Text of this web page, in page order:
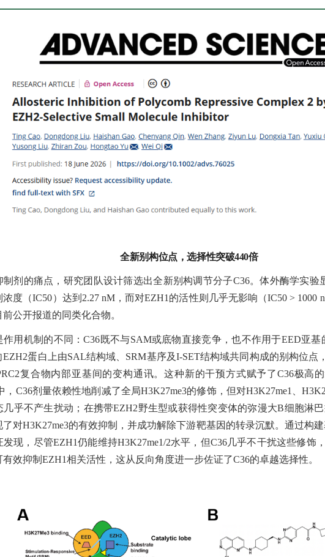
全新别构位点，选择性突破440倍
制剂的痛点，研究团队设计筛选出全新别构调节分子C36。体外酶学实验
度（IC50）达到2.27 nM，而对EZH1的活性则几乎无影响（IC50 > 1000
公开报道的同类化合物。
作用机制的不同：C36既不与SAM或底物直接竞争，也不作用于EED亚基
EZH2蛋白上由SAL结构域、SRM基序及I-SET结构域共同构成的别构位点
复合物内部亚基间的变构通讯。这种新的干预方式赋予了C36极
，C36剂量依赖性地削减了全局H3K27me3的修饰，但对H3K27me1、
几乎不产生扰动；在携带EZH2野生型或获得性突变体的弥漫大B细胞淋
对H3K27me3的有效抑制，并成功解除下游靶基因的转录沉默。通过构
现，尽管EZH1仍能维持H3K27me1/2水平，但C36几乎不干扰这些修饰
效抑制EZH1相关活性，这从反向角度进一步佐证了C36的卓越选择性。